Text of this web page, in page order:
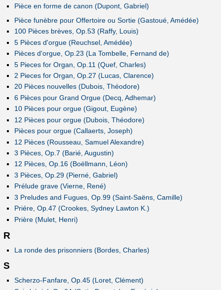
Pièce en forme de canon (Dupont, Gabriel)
Pièce funèbre pour Offertoire ou Sortie (Gastoué, Amédée)
100 Pièces brèves, Op.53 (Raffy, Louis)
5 Pièces d'orgue (Reuchsel, Amédée)
Pièces d'orgue, Op.23 (La Tombelle, Fernand de)
5 Pieces for Organ, Op.11 (Quef, Charles)
2 Pieces for Organ, Op.27 (Lucas, Clarence)
20 Pièces nouvelles (Dubois, Théodore)
6 Pièces pour Grand Orgue (Decq, Adhemar)
10 Pièces pour orgue (Gigout, Eugène)
12 Pièces pour orgue (Dubois, Théodore)
Pièces pour orgue (Callaerts, Joseph)
12 Pièces (Rousseau, Samuel Alexandre)
3 Pièces, Op.7 (Barié, Augustin)
12 Pièces, Op.16 (Boëllmann, Léon)
3 Pièces, Op.29 (Pierné, Gabriel)
Prélude grave (Vierne, René)
3 Preludes and Fugues, Op.99 (Saint-Saëns, Camille)
Priére, Op.47 (Crookes, Sydney Lawton K.)
Prière (Mulet, Henri)
R
La ronde des prisonniers (Bordes, Charles)
S
Scherzo-Fanfare, Op.45 (Loret, Clément)